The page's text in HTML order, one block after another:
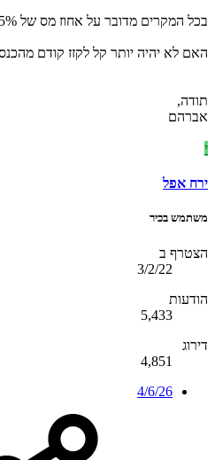
בכל המקרים מדובר על אחוז מס של 25%.
האם לא יהיה יותר קל לקזז קודם מהכנסות מריבית
תודה,
אברהם
י
ירח אפל
משתמש בכיר
הצטרף ב
3/2/22
הודעות
5,433
דירוג
4,851
4/6/26